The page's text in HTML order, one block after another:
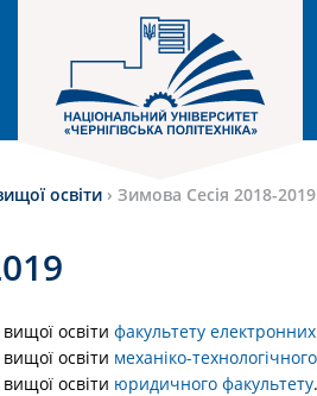
освіти › Зимова Сесія 2018-2019
вищої освітифакультету
освіти механіко-
освіти юридичного факультету.